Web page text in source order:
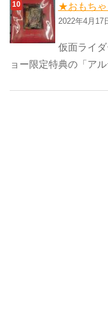
★おもちゃ
2022年4月17
仮面ライ
ョー限定特典の「ア